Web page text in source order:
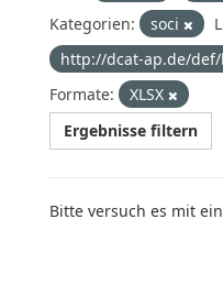
Kategorien:
soci
http://dcat-ap.de/
Formate:
XLSX
Ergebnisse filtern
Bitte versuch es mit